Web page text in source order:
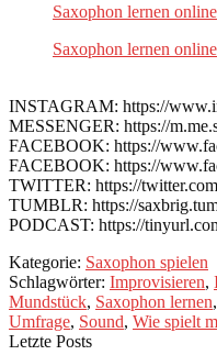
Saxophon lernen online
Saxophon lernen online
INSTAGRAM: https://
MESSENGER: https://
FACEBOOK: https://
FACEBOOK: https://
TWITTER: https://
TUMBLR: https://
PODCAST: https://
Kategorie: Saxophon spielen
Schlagwörter: Improvisieren,
Mundstück, Saxophon lernen,
Umfrage, Sound, Wie spielt
Letzte Posts